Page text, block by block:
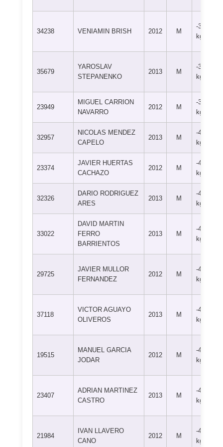
34238 VENIAMIN BRISH 2012 M
-38
kg
35679
YAROSLAV
STEPANENKO
2013 M
-38
kg
23949
MIGUEL CARRION
NAVARRO
2012 M
-38
kg
32957
NICOLAS MENDEZ
CAPELO
2013 M
-42
kg
23374
JAVIER HUERTAS
CACHAZO
2012 M
-42
kg
32326
DARIO RODRIGUEZ
ARES
2013 M
-42
kg
33022
DAVID MARTIN
FERRO
BARRIENTOS
2013 M
-42
kg
29725
JAVIER MULLOR
FERNANDEZ
2012 M
-42
kg
37118
VICTOR AGUAYO
OLIVEROS
2013 M
-42
kg
19515
MANUEL GARCIA
JODAR
2012 M
-42
kg
23407
ADRIAN MARTINEZ
CASTRO
2013 M
-42
kg
21984
IVAN LLAVERO
CANO
2012 M
-42
kg